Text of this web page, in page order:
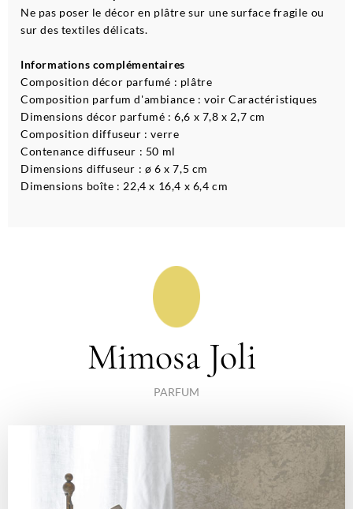
Ne pas poser le décor en plâtre sur une surface fragile ou
sur des textiles délicats.
Informations complémentaires
Composition décor parfumé : plâtre
Composition parfum d'ambiance : voir Caractéristiques
Dimensions décor parfumé : 6,6 x 7,8 x 2,7 cm
Composition diffuseur : verre
Contenance diffuseur : 50 ml
Dimensions diffuseur : ø 6 x 7,5 cm
Dimensions boîte : 22,4 x 16,4 x 6,4 cm
Mimosa Joli
PARFUM